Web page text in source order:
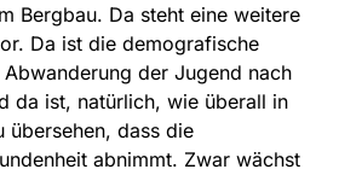
Bergbau. Da steht eine weitere
Da ist die demografische
der Jugend nach
da ist, natürlich, wie überall in
übersehen, dass die
abnimmt. Zwar wächst